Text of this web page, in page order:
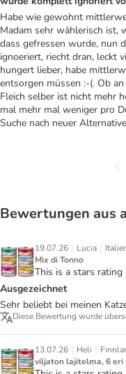
Habe wie gewohnt
Madam sehr wählerisch ist,
dass gefressen wurde, nun
ignoeriert, riecht dran, leckt
hungert lieber, habe
entsorgen müssen :-(. Ob
Fleich selber ist nicht mehr
mal mehr mal weniger pro
Suche nach neuer
Bewertungen aus
19.07.26 | Lucia |
Mix di Tonno
This is a stars
Ausgezeichnet
Sehr beliebt bei meinen
Diese Bewertung wurde
13.07.26 | Heli |
viljaton lajitelma, 6 eri